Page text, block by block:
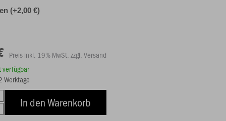
(+2,00 €)
Preis inkl. 19% MwSt. zzgl. Versand
verfügbar
Werktage
In den Warenkorb